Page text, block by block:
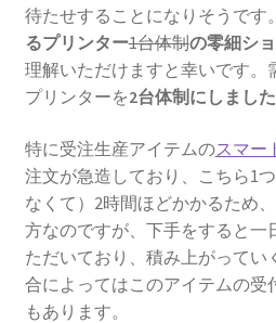
待たせすることになりそうです。
るプリンター1台体制の零細シ
理解いただけますと幸いです。
プリンターを2台体制にしました
特に受注生産アイテムのスマー
注文が急造しており、こちら1
なくて）2時間ほどかかるため
方なのですが、下手をすると一
ただいており、積み上がってい
合によってはこのアイテムの受
もあります。